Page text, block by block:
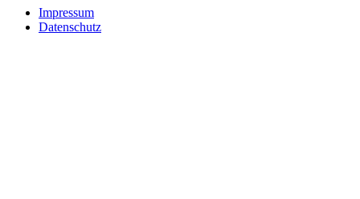
Impressum
Datenschutz